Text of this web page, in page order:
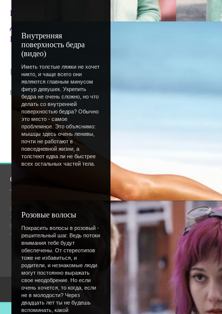
Внутренняя
поверхность бедра
(видео)
Иметь толстые ляжки не хочет
никто, и чаще всего они
являются главным минусом
фигур девушек. Укрепить
бедра не очень сложно, но что
делать со внутренней
поверхностью бедра? Обычно
это место - самое
проблемное. Это объяснимо:
мышцы здесь очень ленивы,
почти не работают в
повседневной жизни, а
толстеют едва ли не быстрее
всех остальных частей тела.
Розовые волосы
Покрасить волосы в розовый -
решительный шаг. Ведь потоки
внимания тебе будут
обеспечены. От стереотипов
тоже не избавиться, и
родители, и незнакомые люди
могут постоянно выражать
свое неодобрение. Но если
очень хочется, то когда, если
не в молодости? Через
двадцать лет ты не будешь
вспоминать, какой
юморе есть пара новых подборок
дизайн и... заканчиваю ролевую! Скоро вы
нее. А пока остается только ждать.
Просмотров: 1288 |
Всего комментариев:0
Добавлять комментарии могут
О сайте
Форум
Сообщество
Онлайн всего:
15
Пользователей:0
Copyright